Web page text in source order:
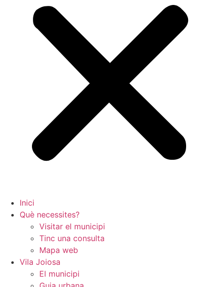
Inici
Què necessites?
Visitar el municipi
Tinc una consulta
Mapa web
Vila Joiosa
El municipi